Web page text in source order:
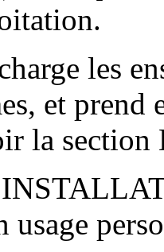
les
et
la
usage